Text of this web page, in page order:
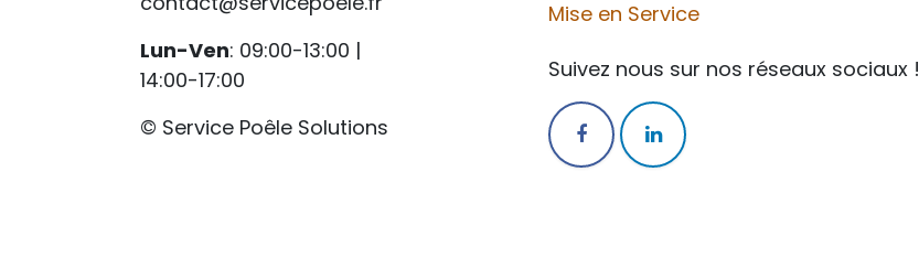
Mise en Service
Lun-Ven: 09:00-13:00 |
14:00-17:00
© Service Poêle Solutions
Suivez nous sur nos réseaux sociaux !